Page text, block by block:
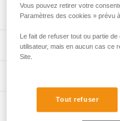
Descriptif
Harnais cuissard facile
conçu pour les usages
clients,
- ajustement de la
pour un serrage fluide
Spécifications
Certification(s): CE EN
Vous pouvez retirer votre
Paramètres des cookies » prévu
Le fait de refuser tout ou partie
utilisateur, mais en aucun cas ce
Site.
Tout refuser